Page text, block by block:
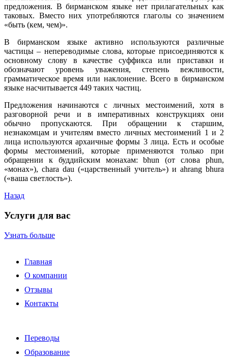
предложения. В бирманском языке нет прилагательных как
таковых. Вместо них употребляются глаголы со значением
«быть (кем, чем)».
В бирманском языке активно используются различные
частицы – непереводимые слова, которые присоединяются к
основному слову в качестве суффикса или приставки и
обозначают уровень уважения, степень вежливости,
грамматическое время или наклонение. Всего в бирманском
языке насчитывается 449 таких частиц.
Предложения начинаются с личных местоимений, хотя в
разговорной речи и в императивных конструкциях они
обычно пропускаются. При обращении к старшим,
незнакомцам и учителям вместо личных местоимений 1 и 2
лица используются архаичные формы 3 лица. Есть и особые
формы местоимений, которые применяются только при
обращении к буддийским монахам: bhun (от слова phun,
«монах»), chara dau («царственный учитель») и ahrang bhura
(«ваша светлость»).
Назад
Услуги для вас
Узнать больше
Главная
О компании
Отзывы
Контакты
Переводы
Образование